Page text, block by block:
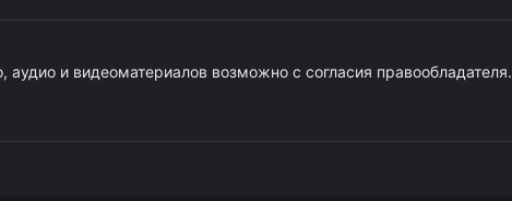
аудио и видеоматериалов возможно с согласия правообладателя.